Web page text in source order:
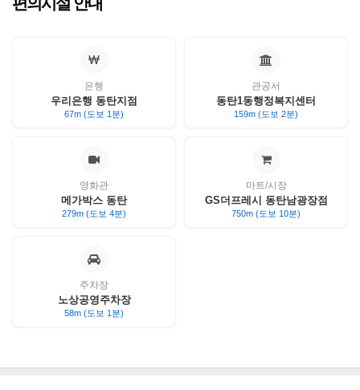
은행
우리은행 동탄지점
67m (도보 1분)
관공서
동탄1동행정복지센터
159m (도보 2분)
영화관
메가박스 동탄
279m (도보 4분)
마트/시장
GS더프레시 동탄남광장점
750m (도보 10분)
주차장
노상공영주차장
58m (도보 1분)